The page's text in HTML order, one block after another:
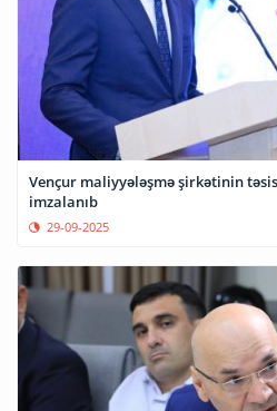
Vençur maliyyələşmə şirkətinin
imzalanıb
29-09-2025